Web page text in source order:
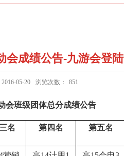
会成绩公告-九游会登陆
05-20 浏览次数： 851
会班级团体总分成绩公告
名 第四名 第五名